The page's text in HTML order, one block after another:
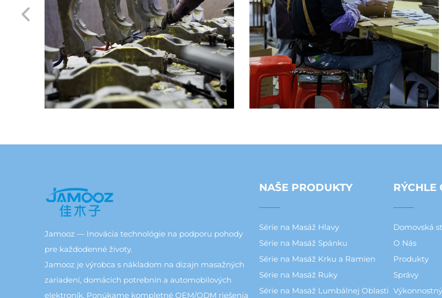
Jamooz — Inovácia technológie na podporu pohody
pre každodenné životy.
Jamooz je výrobca s nákladom na dizajn masažných
zariadení, domácich potrebnín a automobilových
elektroník. Ponúkame kompletné OEM/ODM riešenia
NAŠE PRODUKTY
Série na Masáž Hlavy
Série na Masáž Spánku
Série na Masáž Krku a Ramien
Série na Masáž Ruky
Série na Masáž Lumbálnej Oblasti
RÝCHLE
Domovská
O Nás
Produkty
Správy